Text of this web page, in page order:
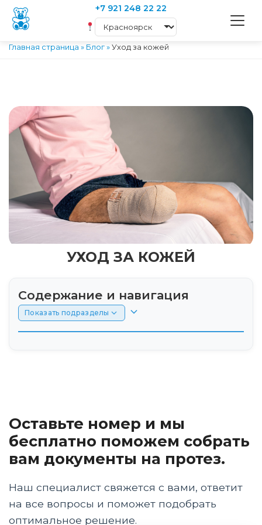
+7 921 248 22 22
Главная страница » Блог»Уход за кожей
УХОД ЗА КОЖЕЙ
Содержание и навигация
Показать подразделы
а) Уход за швом
б) Уход за кожей вокруг шва
б) Уход за кожей культи
Оставьте номер и мы
бесплатно поможем собрать
вам документы на протез.
Наш специалист свяжется с вами, ответит
на все вопросы и поможет подобрать
оптимальное решение.